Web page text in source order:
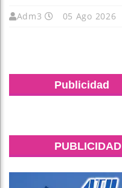
Adm3 05 Ago 2026
Publicidad
PUBLICIDAD